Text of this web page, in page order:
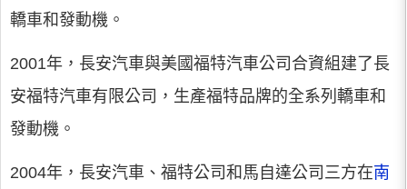
轎車和發動機。
2001年，長安汽車與美國福特汽車公司合資組建了長
安福特汽車有限公司，生產福特品牌的全系列轎車和
發動機。
2004年，長安汽車、福特公司和馬自達公司三方在南